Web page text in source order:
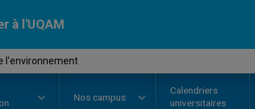
à l'UQAM
l'environnement
Nos campus
Calendriers
universitaires